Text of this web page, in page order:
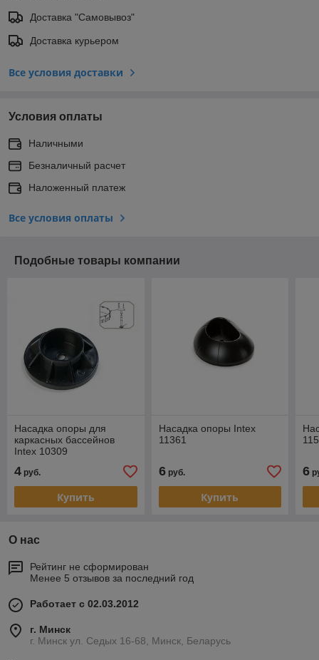
Доставка "Самовывоз"
Доставка курьером
Все условия доставки
Условия оплаты
Наличными
Безналичный расчет
Наложенный платеж
Все условия оплаты
Подобные товары компании
Насадка опоры для
каркасных бассейнов
Intex 10309
4 руб.
Купить
Насадка опоры Intex
11361
6руб.
Купить
6
О нас
Рейтинг не сформирован
Менее 5 отзывов за последний год
Работает с 02.03.2012
г. Минск
г. Минск ул. Седых 16-68, Минск, Беларусь